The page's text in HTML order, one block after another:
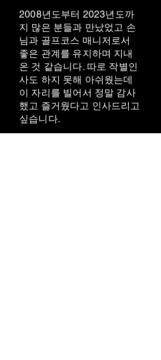
2008년도부터 2023년도까
지 많은 분들과 만났었고 손
님과 골프코스 매니저로서
좋은 관계를 유지하며 지내
온 것 같습니다. 따로 작별인
사도 하지 못해 아쉬웠는데
이 자리를 빌어서 정말 감사
했고 즐거웠다고 인사드리고
싶습니다.